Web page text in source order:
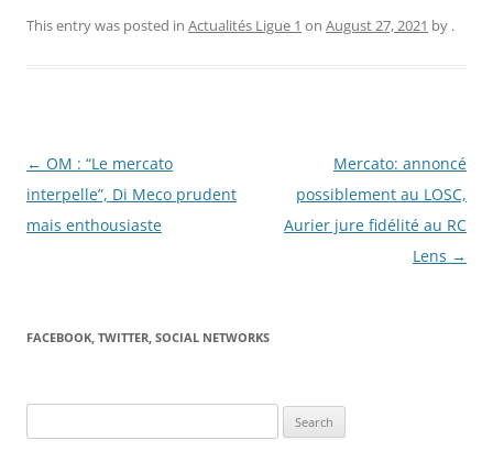
This entry was posted in Actualités Ligue 1 on August 27, 2021 by .
Post
navigation
← OM : “Le mercato
interpelle”, Di Meco prudent
mais enthousiaste
Mercato: annoncé
possiblement au LOSC,
Aurier jure fidélité au RC
Lens →
FACEBOOK, TWITTER, SOCIAL NETWORKS
for: